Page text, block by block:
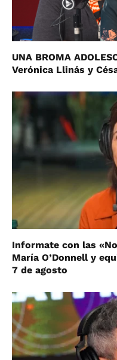
UNA BROMA
Verónica Llinás y
Informate con las
María O’Donnell y
7 de agosto